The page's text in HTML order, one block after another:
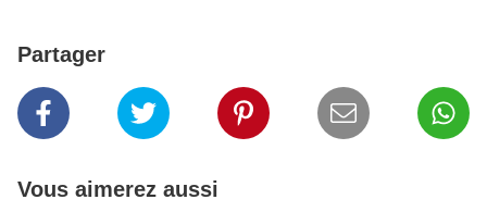
Partager
Vous aimerez aussi